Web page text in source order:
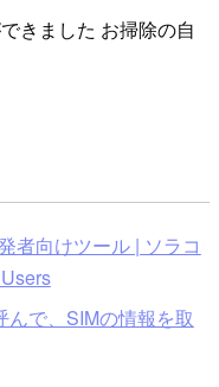
きました お掃除の自
者向けツール | ソラコ
で、SIMの情報を取